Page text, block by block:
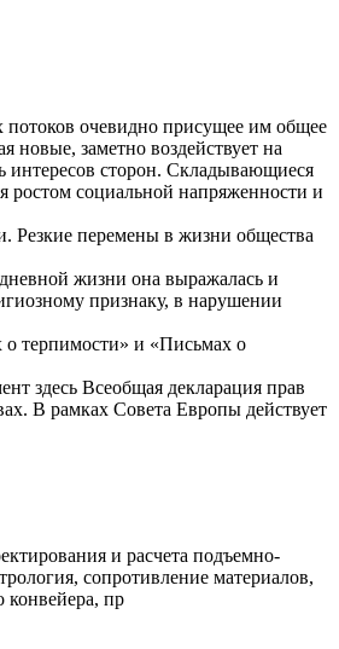
очевидно присущее им общее
новые, заметно воздействует на
сторон. Складывающиеся
ростом социальной напряженности и
Резкие перемены в жизни общества
жизни она выражалась и
признаку, в нарушении
о терпимости» и «Письмах о
здесь Всеобщая декларация прав
В рамках Совета Европы действует
и расчета подъемно-
сопротивление материалов,
конвейера, пр